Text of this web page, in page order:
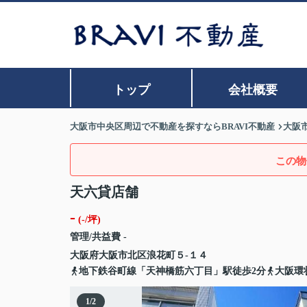
トップ 会社概要
大阪市中央区周辺で不動産を探すならBRAVI不動産 大阪
この
天六貸店舗
- (-/坪)
管理/共益費 -
大阪府大阪市北区浪花町
５-１４
地下鉄谷町線「天神橋筋六丁目」駅徒歩2分
大阪環
1/2